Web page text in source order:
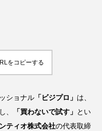
イド
をコピーする
ショナル 「ビジプロ」 は、
、
「買わないで試す」 とい
ティオ株式会社の代表取締